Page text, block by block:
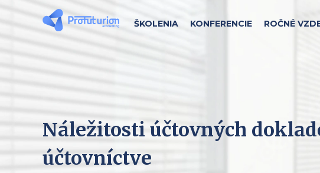
ŠKOLENIA KONFERENCIE ROČNÉ
Náležitosti účtovných
účtovníctve